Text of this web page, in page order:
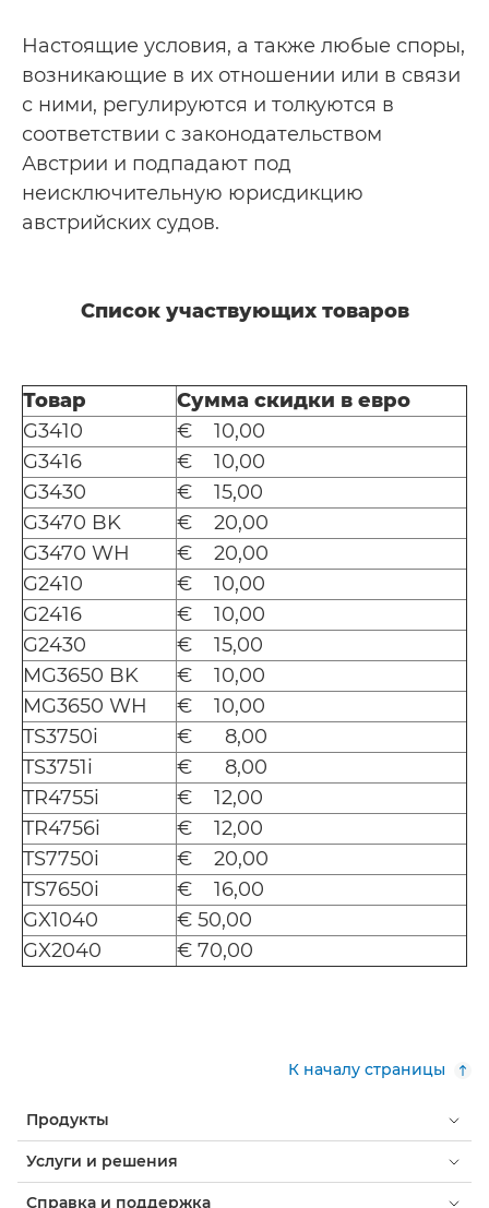
Настоящие условия, а также любые споры,
возникающие в их отношении или в связи
с ними, регулируются и толкуются в
соответствии с законодательством
Австрии и подпадают под
неисключительную юрисдикцию
австрийских судов.
Список участвующих товаров
Товар
Сумма скидки в евро
G3410
€ 10,00
G3416
€ 10,00
G3430
€ 15,00
G3470 BK
€ 20,00
G3470 WH
€ 20,00
G2410
€ 10,00
G2416
€ 10,00
G2430
€ 15,00
MG3650 BK
€ 10,00
MG3650 WH
€ 10,00
TS3750i
€ 8,00
TS3751i
€ 8,00
TR4755i
€ 12,00
TR4756i
€ 12,00
TS7750i
€ 20,00
TS7650i
€ 16,00
GX1040
€ 50,00
GX2040
€ 70,00
К началу страницы
Продукты
Услуги и решения
Справка и поддержка